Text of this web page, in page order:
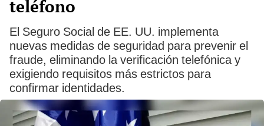
teléfono
El Seguro Social de EE. UU. implementa
nuevas medidas de seguridad para prevenir el
fraude, eliminando la verificación telefónica y
exigiendo requisitos más estrictos para
confirmar identidades.